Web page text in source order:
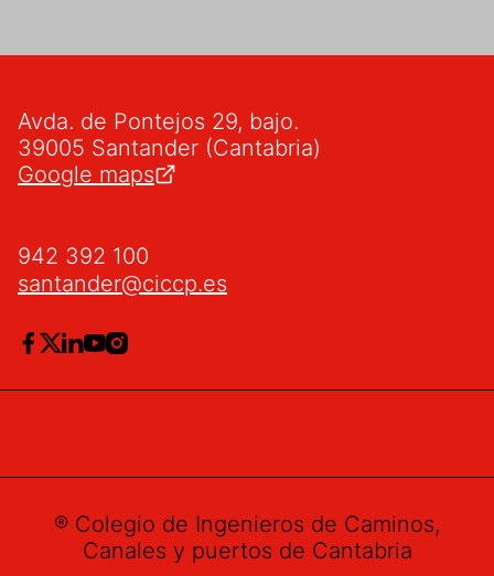
Avda. de Pontejos 29, bajo.
39005 Santander (Cantabria)
Google maps
942 392 100
santander@ciccp.es
® Colegio de Ingenieros de Caminos,
Canales y puertos de Cantabria